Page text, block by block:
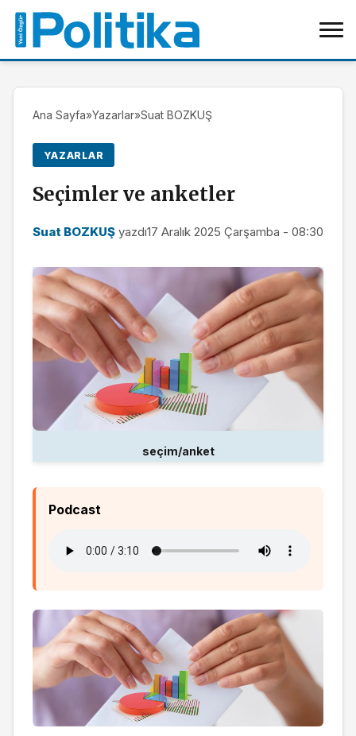
Ana Sayfa»Yazarlar»Suat BOZKUŞ
YAZARLAR
Seçimler ve anketler
Suat BOZKUŞ yazdı17 Aralık 2025 Çarşamba - 08:30
seçim/anket
Podcast